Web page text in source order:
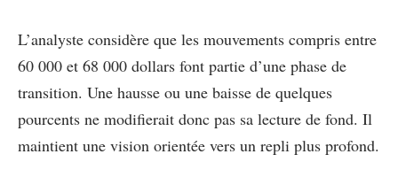
L’analyste considère que les mouvements compris entre
60 000 et 68 000 dollars font partie d’une phase de
transition. Une hausse ou une baisse de quelques
pourcents ne modifierait donc pas sa lecture de fond. Il
maintient une vision orientée vers un repli plus profond.